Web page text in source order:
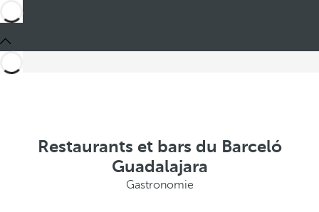
Restaurants et bars du Barceló
Guadalajara
Gastronomie